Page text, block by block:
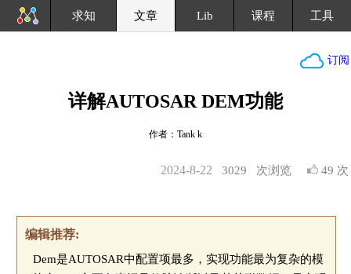
求知 文章 Lib 课程 工具
订阅
详解AUTOSAR DEM功能
作者：Tank k
3029 次浏览 49 次
2024-8-22
编辑推荐:
Dem是AUTOSAR中配置项最多，实现功能最为复杂的模